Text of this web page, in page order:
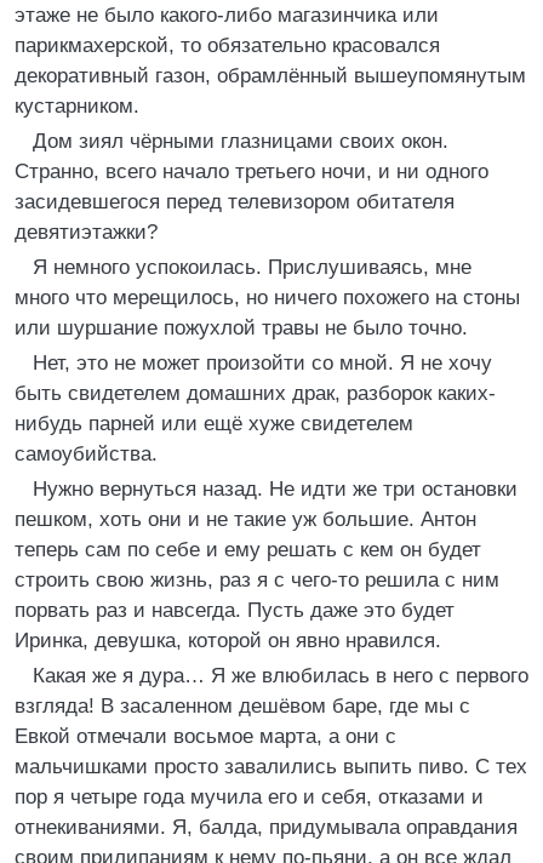
этаже не было какого-либо магазинчика или
парикмахерской, то обязательно красовался
декоративный газон, обрамлённый вышеупомянутым
кустарником.
Дом зиял чёрными глазницами своих окон.
Странно, всего начало третьего ночи, и ни одного
засидевшегося перед телевизором обитателя
девятиэтажки?
Я немного успокоилась. Прислушиваясь, мне
много что мерещилось, но ничего похожего на стоны
или шуршание пожухлой травы не было точно.
Нет, это не может произойти со мной. Я не хочу
быть свидетелем домашних драк, разборок каких-
нибудь парней или ещё хуже свидетелем
самоубийства.
Нужно вернуться назад. Не идти же три остановки
пешком, хоть они и не такие уж большие. Антон
теперь сам по себе и ему решать с кем он будет
строить свою жизнь, раз я с чего-то решила с ним
порвать раз и навсегда. Пусть даже это будет
Иринка, девушка, которой он явно нравился.
Какая же я дура… Я же влюбилась в него с первого
взгляда! В засаленном дешёвом баре, где мы с
Евкой отмечали восьмое марта, а они с
мальчишками просто завалились выпить пиво. С тех
пор я четыре года мучила его и себя, отказами и
отнекиваниями. Я, балда, придумывала оправдания
своим прилипаниям к нему по-пьяни, а он все ждал